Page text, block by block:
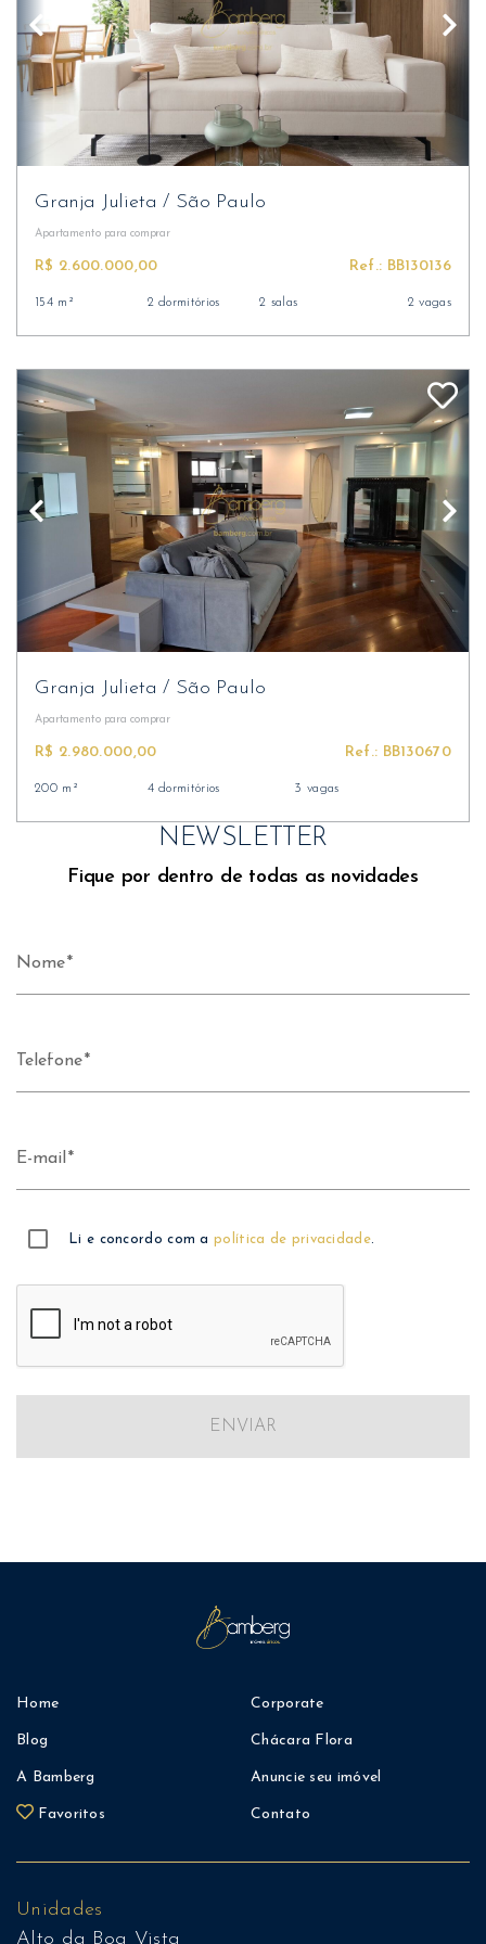
Granja Julieta/ São Paulo
Apartamento para comprar
R$ 2.600.000,00 Ref.: BB130136
154 m² 2 dormitórios 2 salas 2 vagas
Granja Julieta/ São Paulo
Apartamento para comprar
R$ 2.980.000,00 Ref.: BB130670
200 m² 4 dormitórios 3 vagas
NEWSLETTER
Fique por dentro de todas as novidades
Nome
Telefone
E-mail
Li e concordo com apolítica de privacidade.
ENVIAR
Home
Blog
A Bamberg
Favoritos
Corporate
Chácara Flora
Anuncie seu imóvel
Contato
Unidades
Alto da Boa Vista